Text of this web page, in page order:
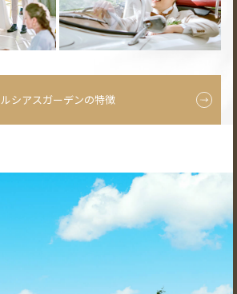
ルシアスガーデンの特徴